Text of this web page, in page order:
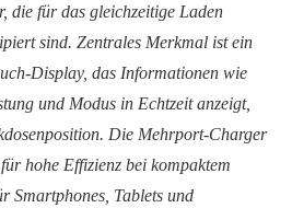
die für das gleichzeitige Laden
sind. Zentrales Merkmal ist ein
Display, das Informationen wie
und Modus in Echtzeit anzeigt,
Die Mehrport-Charger
hohe Effizienz bei kompaktem
Smartphones, Tablets und